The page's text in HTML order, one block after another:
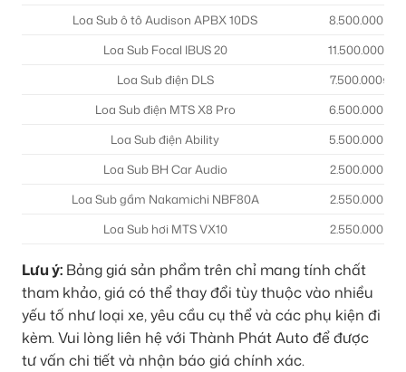
Loa Sub ô tô Audison APBX 10DS
8.500.000₫
Loa Sub Focal IBUS 20
11.500.000₫
Loa Sub điện DLS
7.500.000₫
Loa Sub điện MTS X8 Pro
6.500.000₫
Loa Sub điện Ability
5.500.000₫
Loa Sub BH Car Audio
2.500.000₫
Loa Sub gầm Nakamichi NBF80A
2.550.000₫
Loa Sub hơi MTS VX10
2.550.000₫
Lưu ý: Bảng giá sản phẩm trên chỉ mang tính chất
tham khảo, giá có thể thay đổi tùy thuộc vào nhiều
yếu tố như loại xe, yêu cầu cụ thể và các phụ kiện đi
kèm. Vui lòng liên hệ với Thành Phát Auto để được
tư vấn chi tiết và nhận báo giá chính xác.